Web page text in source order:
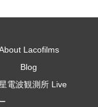
Lacofilms
Blog
電波観測所 Live